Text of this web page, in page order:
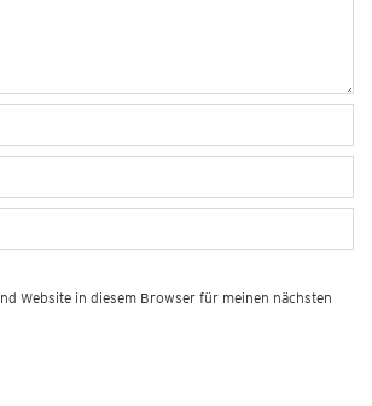
Website in diesem Browser für meinen nächsten